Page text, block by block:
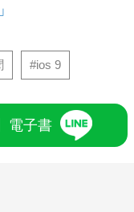
#ios 9
電子書